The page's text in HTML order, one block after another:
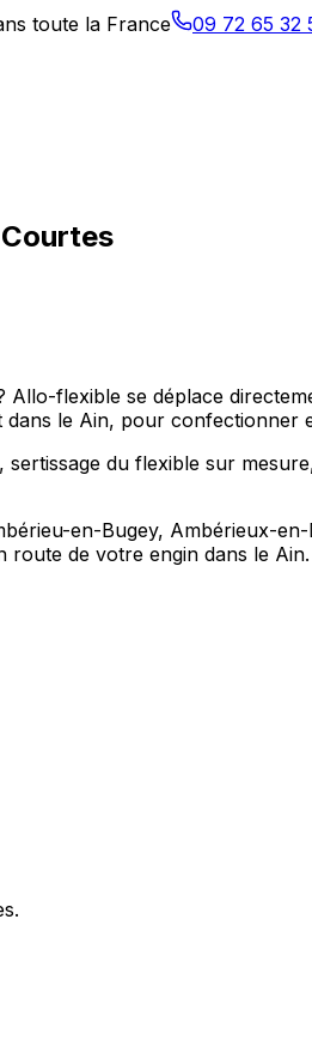
toute la France 09 72 65 32
flexible se déplace
le Ain, pour confectionner
du flexible sur
en-Bugey, Ambérieux-
route de votre engin dans le Ain.